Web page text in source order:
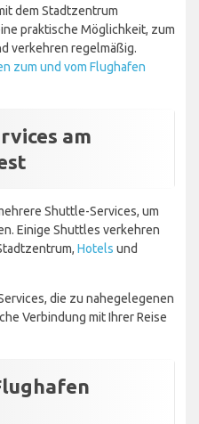
dem Stadtzentrum
praktische Möglichkeit, zum
verkehren regelmäßig.
zum und vom Flughafen
am
Shuttle-Services, um
Einige Shuttles verkehren
Hotels und
die zu nahegelegenen
Verbindung mit Ihrer Reise